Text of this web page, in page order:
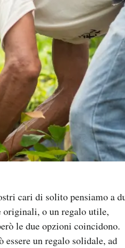
cari di solito pensiamo a
originali, o un regalo utile,
le due opzioni coincidono.
un regalo solidale, ad